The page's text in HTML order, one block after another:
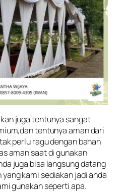
juga tentunya sangat
tentunya aman dari
perlu ragu dengan bahan
aman saat di gunakan
juga bisa langsung datang
kami sediakan jadi anda
gunakan seperti apa.